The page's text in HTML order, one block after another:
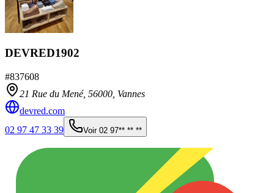
DEVRED1902
#837608
21 Rue du Mené, 56000 Vannes
devred.com
02 97 47 33 39
Voir 02 97** ** **